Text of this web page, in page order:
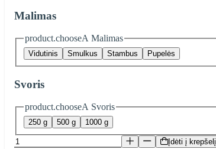
Malimas
product.chooseA Malimas
Vidutinis Smulkus Stambus Pupelės
Svoris
product.chooseA Svoris
250 g 500 g 1000 g
Įdėti į krepšelį